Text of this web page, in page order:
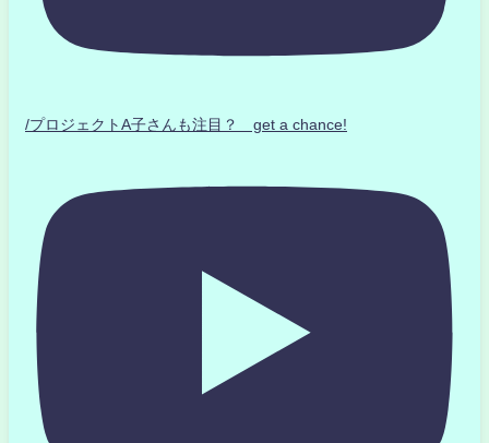
/プロジェクトA子さんも注目？ get a chance!